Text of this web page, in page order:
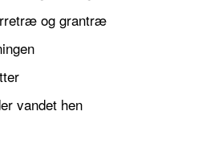
og grantræ
vandet hen